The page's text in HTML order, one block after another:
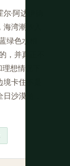
·阿达伊德
湾潮汐入
色水相
并真正不
想情况下
卡住不是
沙漠游，